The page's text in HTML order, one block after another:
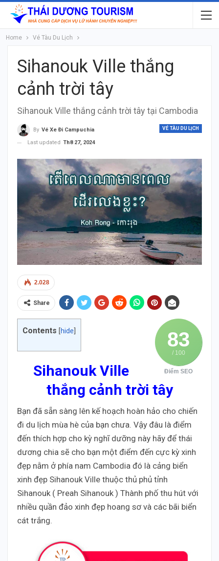
Home Vé Tàu Du Lịch
Sihanouk Ville thắng
cảnh trời tây
Sihanouk Ville thắng cảnh trời tây tại Cambodia
VÉ TÀU DU LỊCH
By Vé Xe Đi Campuchia
Last updated Th8 27, 2024
2.028
Share
83
/ 100
Điểm SEO
Contents hide
Sihanouk Ville
thắng cảnh trời tây
Bạn đã sẵn sàng lên kế hoạch hoàn hảo cho chiến
đi du lịch mùa hè của bạn chưa. Vậy đâu là điểm
đến thích hợp cho kỳ nghĩ dưỡng này hãy để thái
dương chia sẽ cho bạn một điểm đến cực kỳ xinh
đẹp nằm ở phía nam Cambodia đó là cảng biển
xinh đẹp Sihanouk Ville thuộc thủ phủ tỉnh
Sihanouk ( Preah Sihanouk ) Thành phố thu hút với
nhiều quần đảo xinh đẹp hoang sơ và các bãi biển
cát trắng.